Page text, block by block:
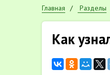
Главная Разделы
Как